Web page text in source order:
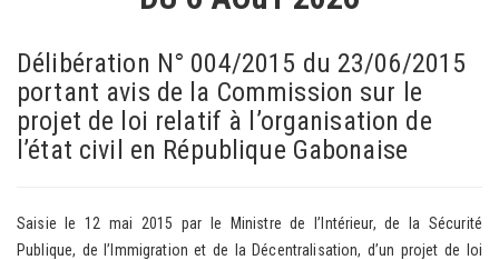
Délibération N° 004/2015 du 23/06/2015
portant avis de la Commission sur le
projet de loi relatif à l’organisation de
l’état civil en République Gabonaise
Saisie le 12 mai 2015 par le Ministre de l’Intérieur, de la Sécurité
Publique, de l’Immigration et de la Décentralisation, d’un projet de loi